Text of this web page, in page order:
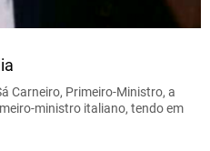
Carneiro, Primeiro-Ministro, a
ministro italiano, tendo em